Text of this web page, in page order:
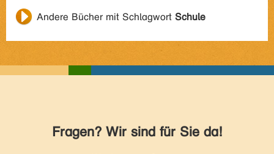
Andere Bücher mit Schlagwort Schule